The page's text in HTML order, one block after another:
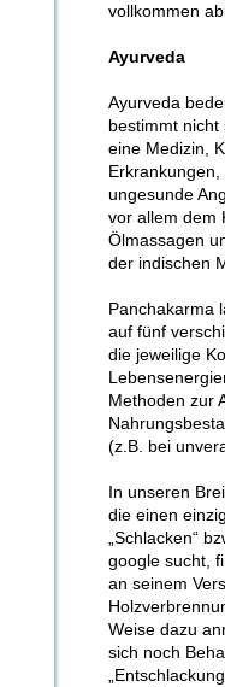
vollkommen
Ayurveda
Ayurveda
bestimmt
eine Medizin,
ungesunde
vor allem dem
Ölmassagen
der indischen
Panchakarma
auf fünf
die jeweilige
Methoden zur
(z.B. bei
In unseren
die einen
„Schlacken“
google sucht,
an seinem
Weise dazu
sich noch